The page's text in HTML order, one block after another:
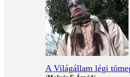
A Világállam légi